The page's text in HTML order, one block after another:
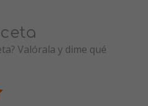
Valórala y dime qué